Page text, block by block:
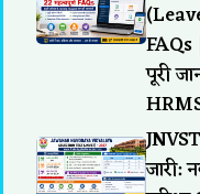
पूरी
जारी: